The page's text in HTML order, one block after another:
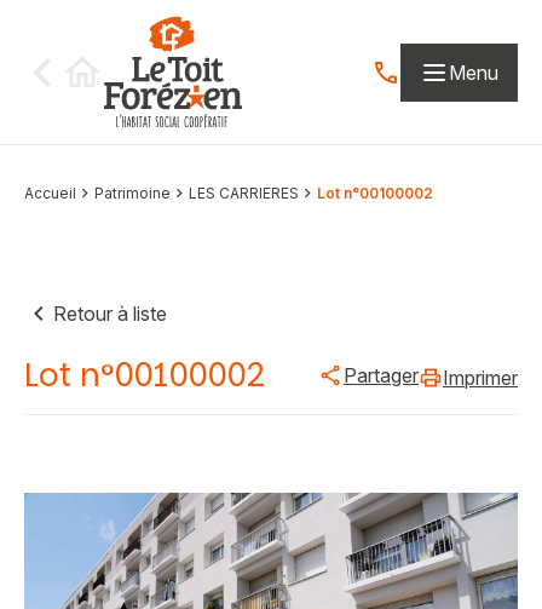
Contactez-nous
Menu
Accueil Patrimoine LES CARRIERES Lot n°00100002
Retour à liste
Lot n°00100002 Partager Imprimer